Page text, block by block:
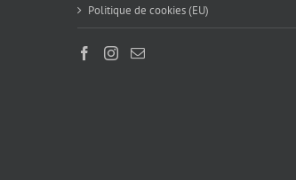
Politique de cookies (EU)